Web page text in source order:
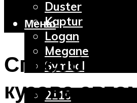
Duster
Kaptur
Logan
Megane
Symbol
2110
Меню
Способы
кузова